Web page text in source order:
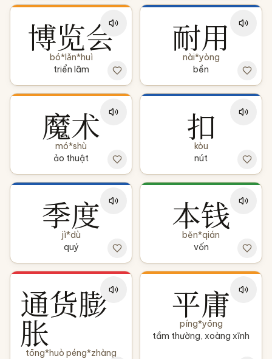
博览会
bó*lǎn*huì
triển lãm
耐用
nài*yòng
bền
魔术
mó*shù
ảo thuật
扣
kòu
nút
季度
jì*dù
quý
本钱
běn*qián
vốn
通货膨
胀
tōng*huò péng*zhàng
平庸
píng*yōng
tầm thường, xoàng xĩnh